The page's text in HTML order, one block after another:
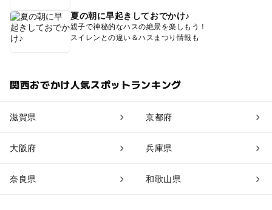
夏の朝に早起きしておでかけ♪
親子で神秘的なハスの絶景を楽しもう！
スイレンとの違い＆ハスまつり情報も
関西おでかけ人気スポットランキング
滋賀県 京都府
大阪府 兵庫県
奈良県 和歌山県